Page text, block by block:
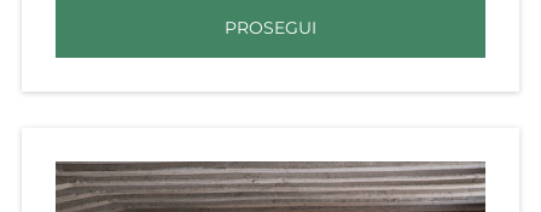
PROSEGUI